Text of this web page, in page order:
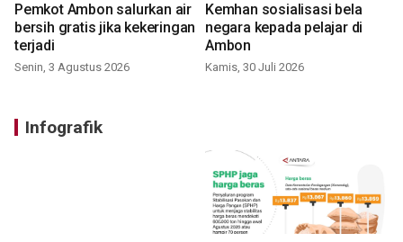
Pemkot Ambon salurkan air
bersih gratis jika kekeringan
terjadi
Senin, 3 Agustus 2026
Kemhan sosialisasi bela
negara kepada pelajar di
Ambon
Kamis, 30 Juli 2026
Infografik